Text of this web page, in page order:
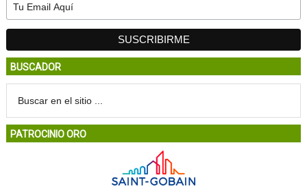
BUSCADOR
PATROCINIO ORO